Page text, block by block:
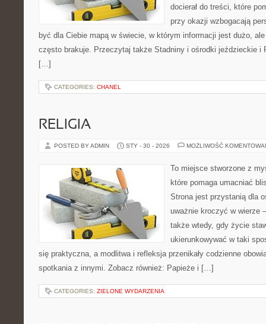
docierał do treści, które
przy okazji wzbogacają
być dla Ciebie mapą w świecie, w którym informacji jest dużo,
często brakuje. Przeczytaj także Stadniny i ośrodki jeździeckie i
[…]
CATEGORIES: CHANEL
RELIGIA
POSTED BY ADMIN STY - 30 - 2026 MOŻLIWOŚĆ
To miejsce stworzone z
które pomaga umacniać
Strona jest przystanią dla
uważnie kroczyć w wierze
także wtedy, gdy życie
ukierunkowywać w taki
się praktyczna, a modlitwa i refleksja przenikały codzienne
spotkania z innymi. Zobacz również: Papieże i […]
CATEGORIES: ZIELONE WYDARZENIA